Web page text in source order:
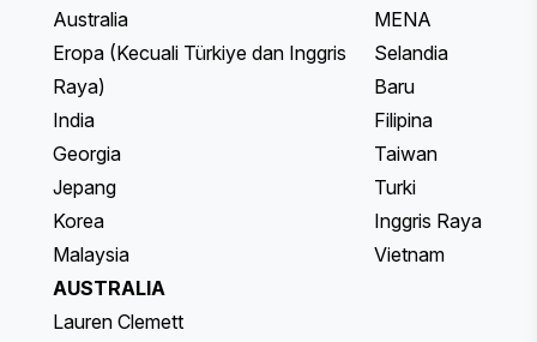
Australia
MENA
Eropa (Kecuali Türkiye dan Inggris
Raya)
Selandia
Baru
India
Filipina
Georgia
Taiwan
Jepang
Turki
Korea
Inggris Raya
Malaysia
Vietnam
AUSTRALIA
Lauren Clemett